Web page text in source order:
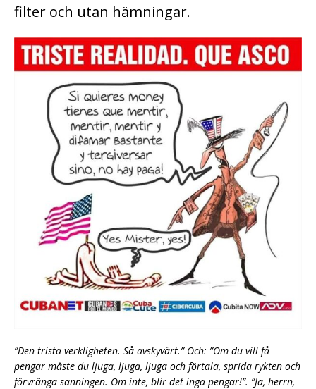
filter och utan hämningar.
”Den trista verkligheten. Så avskyvärt.” Och: ”Om du vill få
pengar måste du ljuga, ljuga, ljuga och förtala, sprida rykten och
förvränga sanningen. Om inte, blir det inga pengar!”. ”Ja, herrn,